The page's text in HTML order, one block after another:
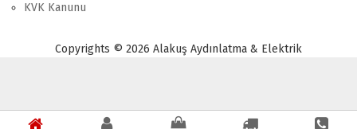
KVK Kanunu
Copyrights © 2026 Alakuş Aydınlatma & Elektrik